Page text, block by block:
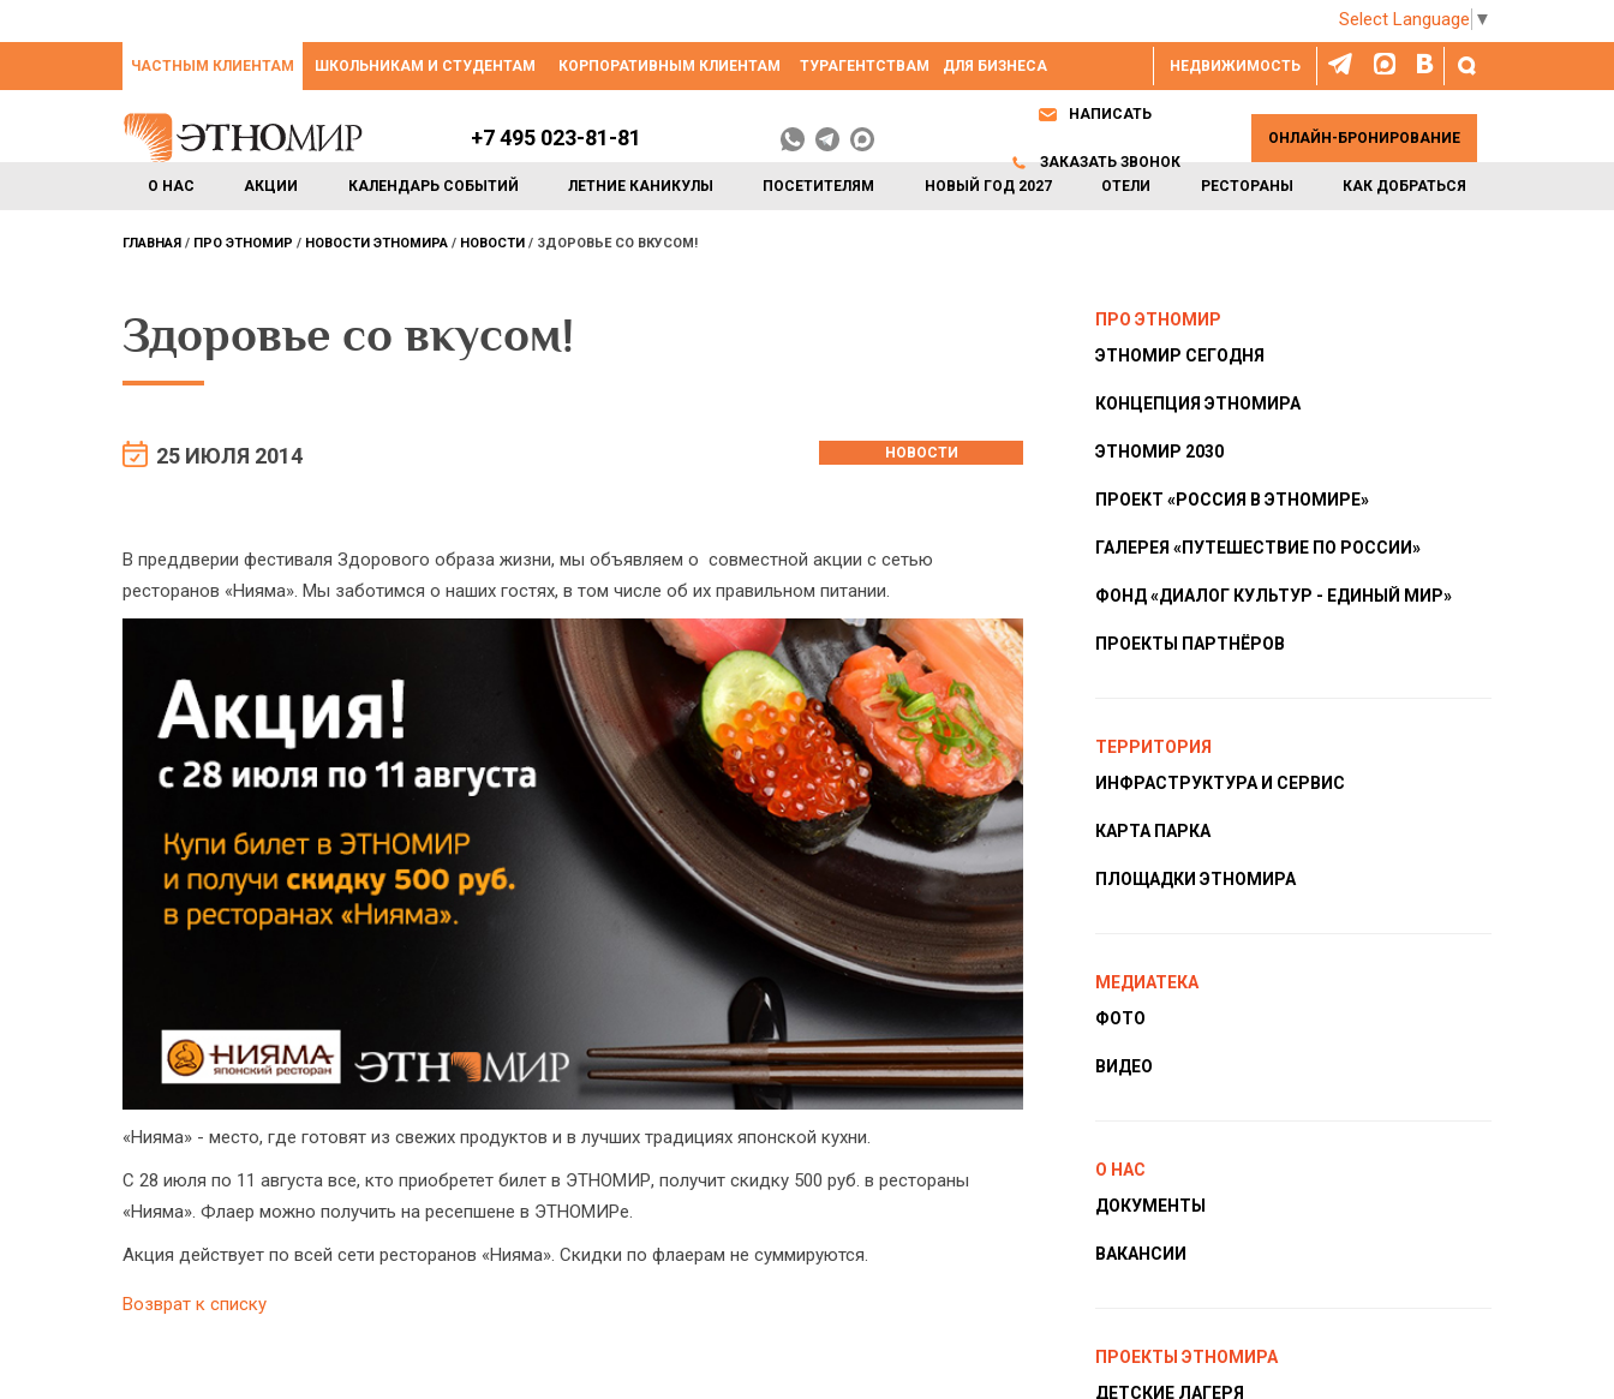
Select Language ▼
НЕДВИЖИМОСТЬ
ЧАСТНЫМ КЛИЕНТАМ ШКОЛЬНИКАМ И СТУДЕНТАМ КОРПОРАТИВНЫМ КЛИЕНТАМ ТУРАГЕНТСТВАМ ДЛЯ БИЗНЕСА
О НАС АКЦИИ КАЛЕНДАРЬ СОБЫТИЙ ЛЕТНИЕ КАНИКУЛЫ ПОСЕТИТЕЛЯМ НОВЫЙ ГОД 2027 ОТЕЛИ РЕСТОРАНЫ КАК ДОБРАТЬСЯ
+7 495 023-81-81
НАПИСАТЬ
ЗАКАЗАТЬ ЗВОНОК
ОНЛАЙН-БРОНИРОВАНИЕ
ГЛАВНАЯ ПРО ЭТНОМИР НОВОСТИ ЭТНОМИРА НОВОСТИ ЗДОРОВЬЕ СО ВКУСОМ!
Здоровье со вкусом!
25 ИЮЛЯ 2014 НОВОСТИ
В преддверии фестиваля Здорового образа жизни, мы объявляем о совместной акции с сетью
ресторанов «Нияма». Мы заботимся о наших гостях, в том числе об их правильном питании.
«Нияма» - место, где готовят из свежих продуктов и в лучших традициях японской кухни.
С 28 июля по 11 августа все, кто приобретет билет в ЭТНОМИР, получит скидку 500 руб. в рестораны
«Нияма». Флаер можно получить на ресепшене в ЭТНОМИРе.
Акция действует по всей сети ресторанов «Нияма». Скидки по флаерам не суммируются.
Возврат к списку
ПРО ЭТНОМИР
ЭТНОМИР СЕГОДНЯ
КОНЦЕПЦИЯ ЭТНОМИРА
ЭТНОМИР 2030
ПРОЕКТ «РОССИЯ В ЭТНОМИРЕ»
ГАЛЕРЕЯ «ПУТЕШЕСТВИЕ ПО РОССИИ»
ФОНД «ДИАЛОГ КУЛЬТУР - ЕДИНЫЙ МИР»
ПРОЕКТЫ ПАРТНЁРОВ
ТЕРРИТОРИЯ
ИНФРАСТРУКТУРА И СЕРВИС
КАРТА ПАРКА
ПЛОЩАДКИ ЭТНОМИРА
МЕДИАТЕКА
ФОТО
ВИДЕО
О НАС
ДОКУМЕНТЫ
ВАКАНСИИ
ПРОЕКТЫ ЭТНОМИРА
ДЕТСКИЕ ЛАГЕРЯ